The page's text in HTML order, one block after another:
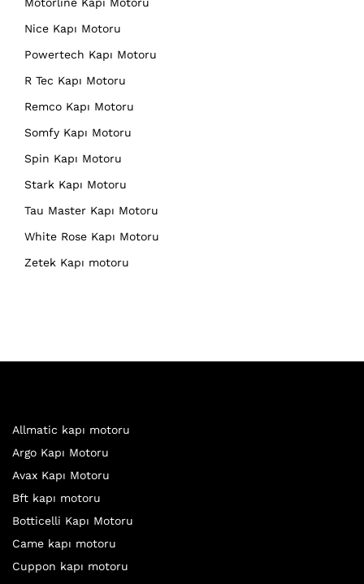
Motorline Kapı Motoru
Nice Kapı Motoru
Powertech Kapı Motoru
R Tec Kapı Motoru
Remco Kapı Motoru
Somfy Kapı Motoru
Spin Kapı Motoru
Stark Kapı Motoru
Tau Master Kapı Motoru
White Rose Kapı Motoru
Zetek Kapı motoru
Allmatic kapı motoru
Argo Kapı Motoru
Avax Kapı Motoru
Bft kapı motoru
Botticelli Kapı Motoru
Came kapı motoru
Cuppon kapı motoru